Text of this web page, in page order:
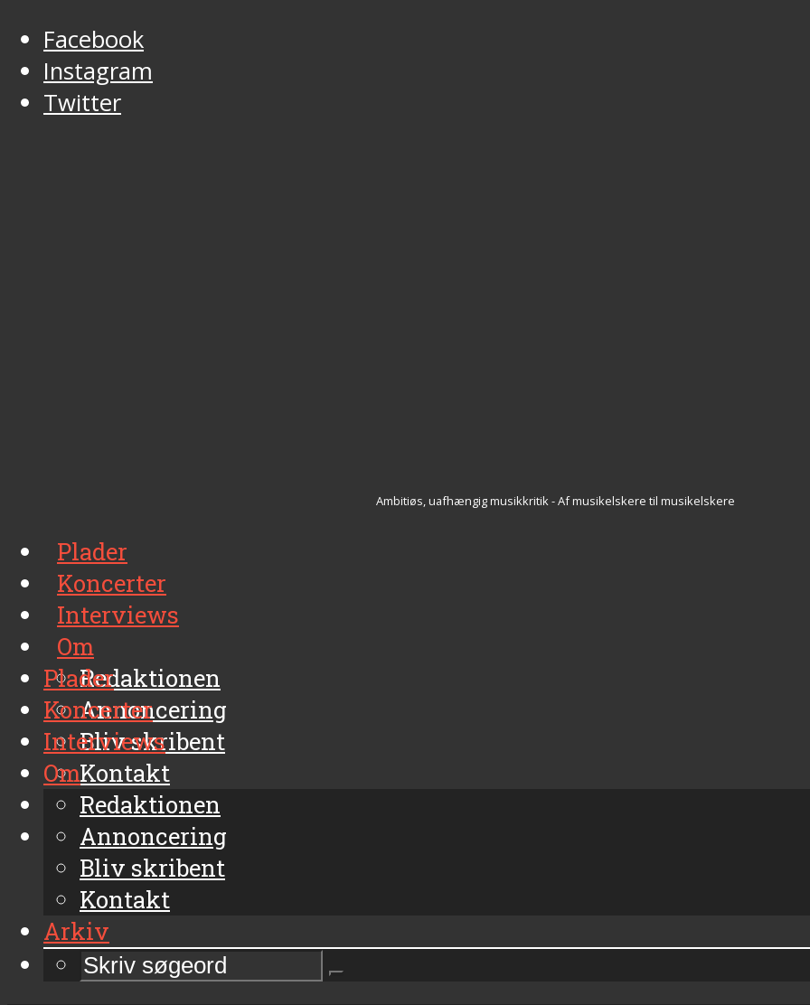
Facebook
Instagram
Twitter
Ambitiøs, uafhængig musikkritik - Af musikelskere til musikelskere
Plader
Koncerter
Interviews
Om
Redaktionen
Annoncering
Bliv skribent
Kontakt
Arkiv
Plader
Koncerter
Interviews
Om
Redaktionen
Annoncering
Bliv skribent
Kontakt
Arkiv